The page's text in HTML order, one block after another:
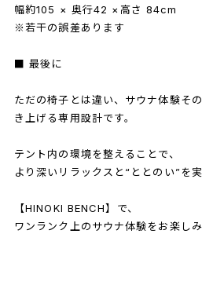
幅約105 × 奥行42 ×高さ 84cm
※若干の誤差あります
■ 最後に
ただの椅子とは違い、サウナ体験その
き上げる専用設計です。
テント内の環境を整えることで、
より深いリラックスと“ととのい”を実
【HINOKI BENCH】で、
ワンランク上のサウナ体験をお楽し